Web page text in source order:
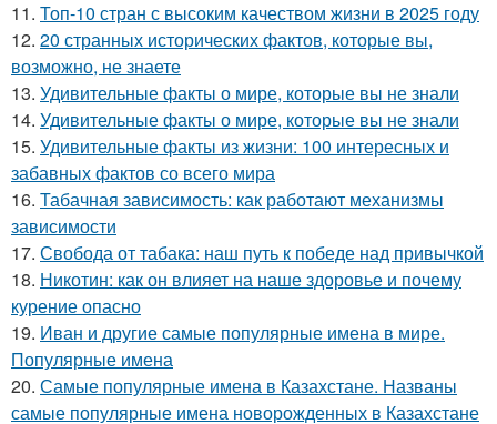
11. Топ-10 стран с высоким качеством жизни в 2025 году
12. 20 странных исторических фактов, которые вы,
возможно, не знаете
13. Удивительные факты о мире, которые вы не знали
14. Удивительные факты о мире, которые вы не знали
15. Удивительные факты из жизни: 100 интересных и
забавных фактов со всего мира
16. Табачная зависимость: как работают механизмы
зависимости
17. Свобода от табака: наш путь к победе над привычкой
18. Никотин: как он влияет на наше здоровье и почему
курение опасно
19. Иван и другие самые популярные имена в мире.
Популярные имена
20. Самые популярные имена в Казахстане. Названы
самые популярные имена новорожденных в Казахстане